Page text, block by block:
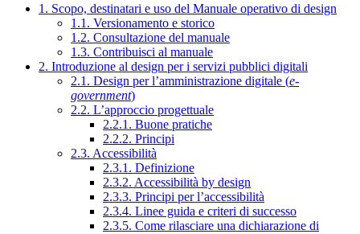
1. Scopo, destinatari e uso del Manuale operativo di design
1.1. Versionamento e storico
1.2. Consultazione del manuale
1.3. Contribuisci al manuale
2. Introduzione al design per i servizi pubblici digitali
2.1. Design per l’amministrazione digitale (e-
government)
2.2. L’approccio progettuale
2.2.1. Buone pratiche
2.2.2. Principi
2.3. Accessibilità
2.3.1. Definizione
2.3.2. Accessibilità by design
2.3.3. Principi per l’accessibilità
2.3.4. Linee guida e criteri di successo
2.3.5. Come rilasciare una dichiarazione di